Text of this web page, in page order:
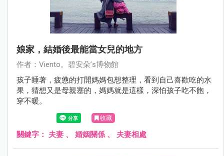
娘家，結婚後最能當女兒的地方
作者：Viento。碧安朵’s博物館
孩子睡著，疲憊的打開媽媽包想整理，看到自己喜歡吃的水
果，猜想又是母親塞的，媽媽就是這樣，深怕孩子吃不飽，
穿不暖。
收藏
關鍵字： 夫妻 、 婚姻關係 、 夫妻相處